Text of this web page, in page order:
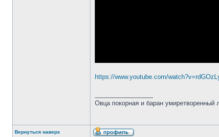
https://www.youtube.com/
Овца покорная и баран
Вернуться наверх